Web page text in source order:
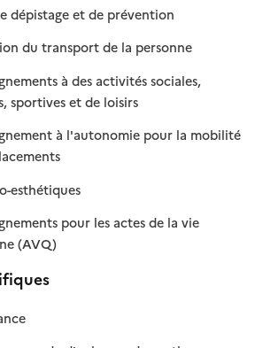
dépistage et de prévention: disponible
: non disponible
du transport de la personne: disponible
: non disponible
à des activités sociales,
sportives et de loisirs: disponible
: non disponible
à l'autonomie pour la mobilité
: disponible
: non disponible
esthétiques: disponible
: non disponible
pour les actes de la vie
(AVQ)
: disponible
: non disponible
disponible
non disponible